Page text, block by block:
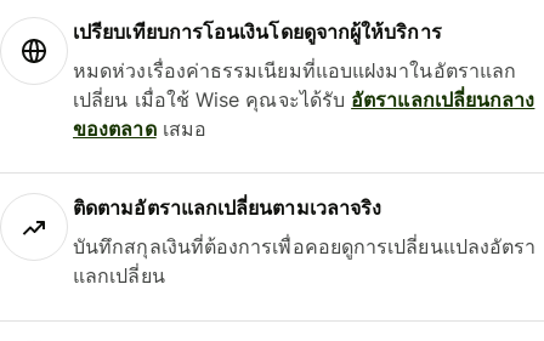
เปรียบเทียบการโอนเงินโดยดูจากผู้ให้บริการ
หมดห่วงเรื่องค่าธรรมเนียมที่แอบแฝงมาในอัตราแลก
เปลี่ยน เมื่อใช้ Wise คุณจะได้รับ อัตราแลกเปลี่ยนกลาง
ของตลาดเสมอ
ติดตามอัตราแลกเปลี่ยนตามเวลาจริง
บันทึกสกุลเงินที่ต้องการเพื่อคอยดูการเปลี่ยนแปลงอัตรา
แลกเปลี่ยน